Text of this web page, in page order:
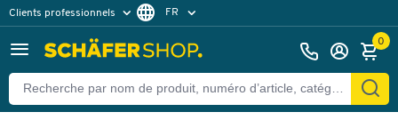
Clients professionnels
Clients particuliers
FR
0
Retour